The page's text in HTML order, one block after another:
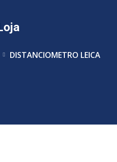
DISTANCIOMETRO LEICA